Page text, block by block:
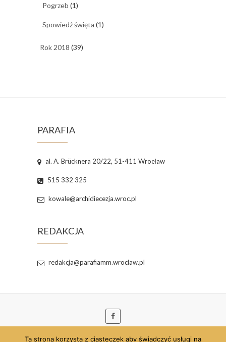
Pogrzeb (1)
Spowiedź święta (1)
Rok 2018 (39)
PARAFIA
al. A. Brücknera 20/22, 51-411 Wrocław
515 332 325
kowale@archidiecezja.wroc.pl
REDAKCJA
redakcja@parafiamm.wroclaw.pl
Ta strona korzysta z ciasteczek aby świadczyć usługi na